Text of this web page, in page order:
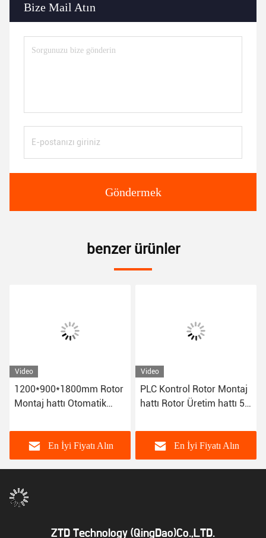
Bize Mail Atın
Göndermek
benzer ürünler
Video
1200*900*1800mm Rotor
Montaj hattı Otomatik
Makinesi 300kg
En İyi Fiyatı Alın
Video
PLC Kontrol Rotor Montaj
hattı Rotor Üretim hattı 50
En İyi Fiyatı Alın
ZTD Technology (QingDao)Co.,LTD.